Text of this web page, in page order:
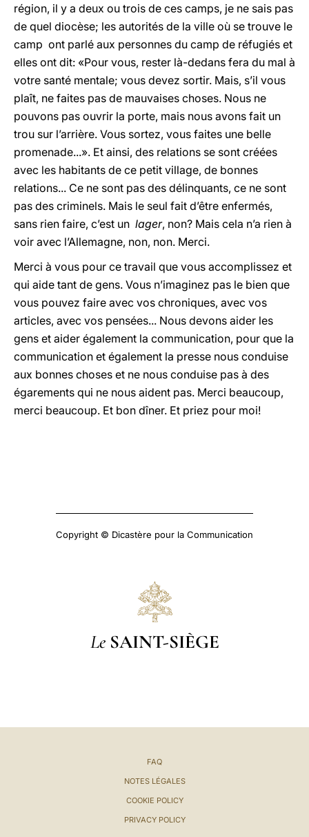
région, il y a deux ou trois de ces camps, je ne sais pas
de quel diocèse; les autorités de la ville où se trouve le
camp ont parlé aux personnes du camp de réfugiés et
elles ont dit: «Pour vous, rester là-dedans fera du mal à
votre santé mentale; vous devez sortir. Mais, s’il vous
plaît, ne faites pas de mauvaises choses. Nous ne
pouvons pas ouvrir la porte, mais nous avons fait un
trou sur l’arrière. Vous sortez, vous faites une belle
promenade...». Et ainsi, des relations se sont créées
avec les habitants de ce petit village, de bonnes
relations... Ce ne sont pas des délinquants, ce ne sont
pas des criminels. Mais le seul fait d’être enfermés,
sans rien faire, c’est un lager, non? Mais cela n’a rien à
voir avec l’Allemagne, non, non. Merci.
Merci à vous pour ce travail que vous accomplissez et
qui aide tant de gens. Vous n’imaginez pas le bien que
vous pouvez faire avec vos chroniques, avec vos
articles, avec vos pensées... Nous devons aider les
gens et aider également la communication, pour que la
communication et également la presse nous conduise
aux bonnes choses et ne nous conduise pas à des
égarements qui ne nous aident pas. Merci beaucoup,
merci beaucoup. Et bon dîner. Et priez pour moi!
Copyright © Dicastère pour la Communication
Le SAINT-SIÈGE
FAQ
NOTES LÉGALES
COOKIE POLICY
PRIVACY POLICY